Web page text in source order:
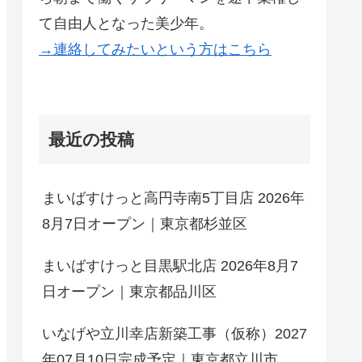
て自由人となった美少年。
→連絡してみたいという方はこちら
最近の投稿
まいばすけっと高円寺南5丁目店 2026年
8月7日オープン｜東京都杉並区
まいばすけっと目黒駅北店 2026年8月7
日オープン｜東京都品川区
いなげや立川幸店新築工事（仮称）2027